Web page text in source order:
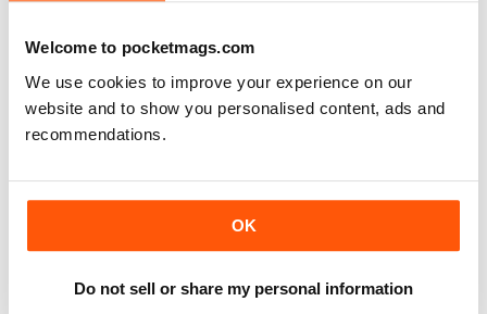
Welcome to pocketmags.com
We use cookies to improve your experience on our
website and to show you personalised content, ads and
recommendations.
OK
Do not sell or share my personal information
Vista